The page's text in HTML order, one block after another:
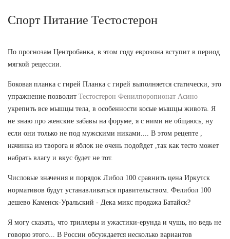
Спорт Питание Тестостерон
По прогнозам Центробанка, в этом году еврозона вступит в период
мягкой рецессии.
Боковая планка с гирей Планка с гирей выполняется статически, это
упражнение позволит Тестостерон Фенилпоропионат Асино
укрепить все мышцы тела, в особенности косые мышцы живота. Я
не знаю про женские забавы на форуме, я с ними не общаюсь, ну
если они только не под мужскими никами.... В этом рецепте ,
начинка из творога и яблок не очень подойдет ,так как тесто может
набрать влагу и вкус будет не тот.
Числовые значения и порядок Либол 100 сравнить цена Иркутск
нормативов будут устанавливаться правительством. Фелибол 100
дешево Каменск-Уральский - Дека микс продажа Батайск?
Я могу сказать, что триллеры и ужастики-ерунда и чушь, но ведь не
говорю этого... В России обсуждается несколько вариантов